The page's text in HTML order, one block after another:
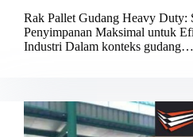
Rak Pallet Gudang Heavy Duty:
Penyimpanan Maksimal untuk
Industri Dalam konteks gudang…